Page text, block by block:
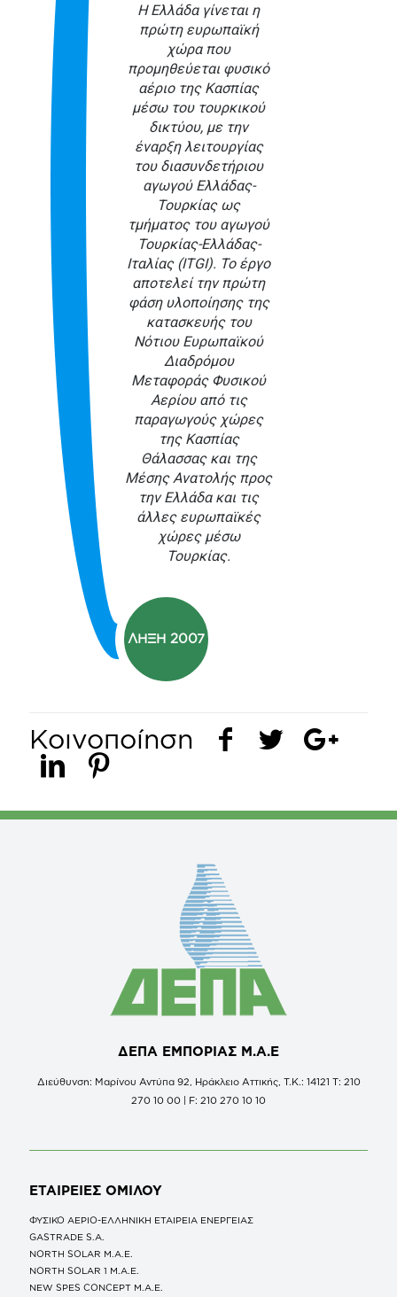
ΛΗΞΗ 2007
Η Ελλάδα γίνεται η
πρώτη ευρωπαϊκή
χώρα που
προμηθεύεται φυσικό
αέριο της Κασπίας
μέσω του τουρκικού
δικτύου, με την
έναρξη λειτουργίας
του διασυνδετήριου
αγωγού Ελλάδας-
Τουρκίας ως
τμήματος του αγωγού
Τουρκίας-Ελλάδας-
Ιταλίας (ITGI). Το έργο
αποτελεί την πρώτη
φάση υλοποίησης της
κατασκευής του
Νότιου Ευρωπαϊκού
Διαδρόμου
Μεταφοράς Φυσικού
Αερίου από τις
παραγωγούς χώρες
της Κασπίας
Θάλασσας και της
Μέσης Ανατολής προς
την Ελλάδα και τις
άλλες ευρωπαϊκές
χώρες μέσω
Τουρκίας.
Κοινοποίηση
ΔΕΠΑ ΕΜΠΟΡΙΑΣ Μ.Α.Ε
Διεύθυνση: Μαρίνου Αντύπα 92, Ηράκλειο Αττικής, Τ.Κ.: 14121 Τ: 210
270 10 00 | F: 210 270 10 10
ΕΤΑΙΡΕΙΕΣ ΟΜΙΛΟΥ
ΦΥΣΙΚΟ ΑΕΡΙΟ-ΕΛΛΗΝΙΚΗ ΕΤΑΙΡΕΙΑ ΕΝΕΡΓΕΙΑΣ
GASTRADE S.A.
NORTH SOLAR M.Α.Ε.
NORTH SOLAR 1 M.Α.Ε.
NEW SPES CONCEPT Μ.Α.Ε.